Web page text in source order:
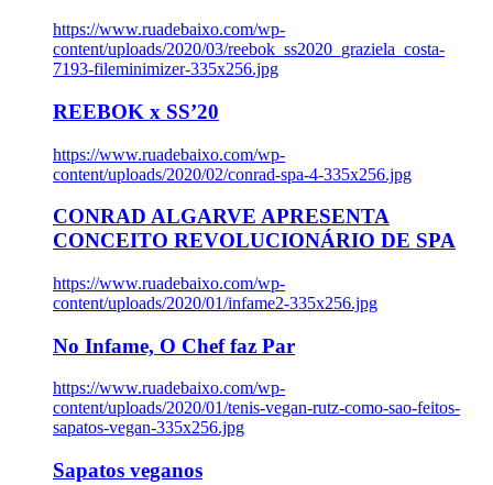
https://www.ruadebaixo.com/wp-
content/uploads/2020/03/reebok_ss2020_graziela_costa-
7193-fileminimizer-335x256.jpg
REEBOK x SS’20
https://www.ruadebaixo.com/wp-
content/uploads/2020/02/conrad-spa-4-335x256.jpg
CONRAD ALGARVE APRESENTA
CONCEITO REVOLUCIONÁRIO DE SPA
https://www.ruadebaixo.com/wp-
content/uploads/2020/01/infame2-335x256.jpg
No Infame, O Chef faz Par
https://www.ruadebaixo.com/wp-
content/uploads/2020/01/tenis-vegan-rutz-como-sao-feitos-
sapatos-vegan-335x256.jpg
Sapatos veganos